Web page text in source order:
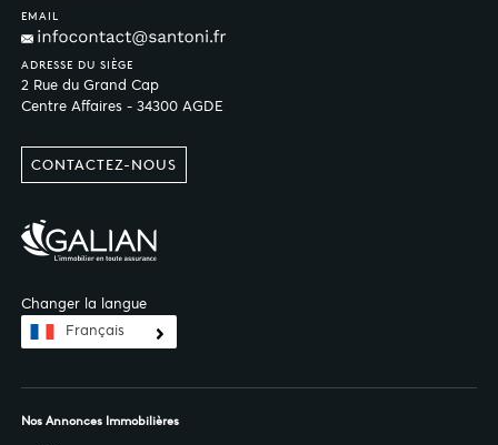
EMAIL
ADRESSE DU SIÈGE
2 Rue du Grand Cap
Centre Affaires - 34300 AGDE
CONTACTEZ-NOUS
Changer la langue
Français
Nos Annonces Immobilières